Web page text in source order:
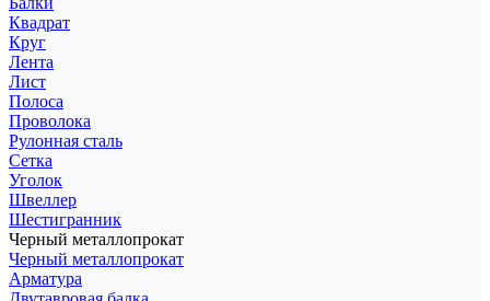
Квадрат
Круг
Лента
Лист
Полоса
Проволока
Рулонная сталь
Сетка
Уголок
Швеллер
Шестигранник
Черный металлопрокат
Черный металлопрокат
Арматура